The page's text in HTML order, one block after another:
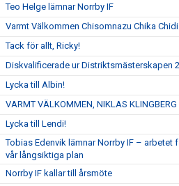
Teo Helge lämnar Norrby IF
Varmt Välkommen Chisomnazu Chika Chidi
Tack för allt, Ricky!
Diskvalificerade ur Distriktsmästerskapen
Lycka till Albin!
VARMT VÄLKOMMEN, NIKLAS KLINGBERG
Lycka till Lendi!
Tobias Edenvik lämnar Norrby IF – arbetet
vår långsiktiga plan
Norrby IF kallar till årsmöte